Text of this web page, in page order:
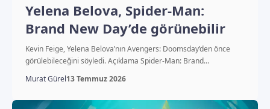
Yelena Belova, Spider-Man:
Brand New Day’de görünebilir
Kevin Feige, Yelena Belova’nın Avengers: Doomsday’den önce
görülebileceğini söyledi. Açıklama Spider-Man: Brand…
Murat Gürel13 Temmuz 2026